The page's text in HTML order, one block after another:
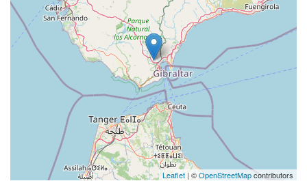
Leaflet | ©OpenStreetMapcontributors